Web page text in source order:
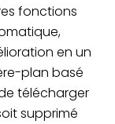
fonctions
en un
plan basé
télécharger
supprimé